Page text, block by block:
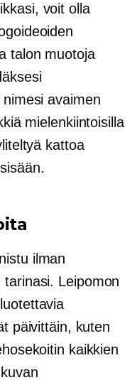
voit olla
​​talon muotoja
avaimen
mielenkiintoisilla
kattoa
ilman
Leipomon
päivittäin, kuten
kaikkien